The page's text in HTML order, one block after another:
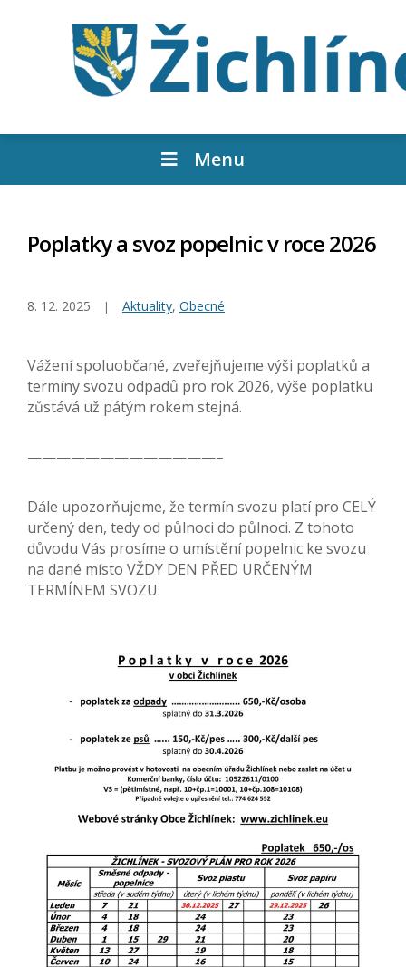
Menu
Poplatky a svoz popelnic v roce 2026
8. 12. 2025 Aktuality, Obecné
Vážení spoluobčané, zveřejňujeme výši poplatků a
termíny svozu odpadů pro rok 2026, výše poplatku
zůstává už pátým rokem stejná.
—————————————–
Dále upozorňujeme, že termín svozu platí pro CELÝ
určený den, tedy od půlnoci do půlnoci. Z tohoto
důvodu Vás prosíme o umístění popelnic ke svozu
na dané místo VŽDY DEN PŘED URČENÝM
TERMÍNEM SVOZU.